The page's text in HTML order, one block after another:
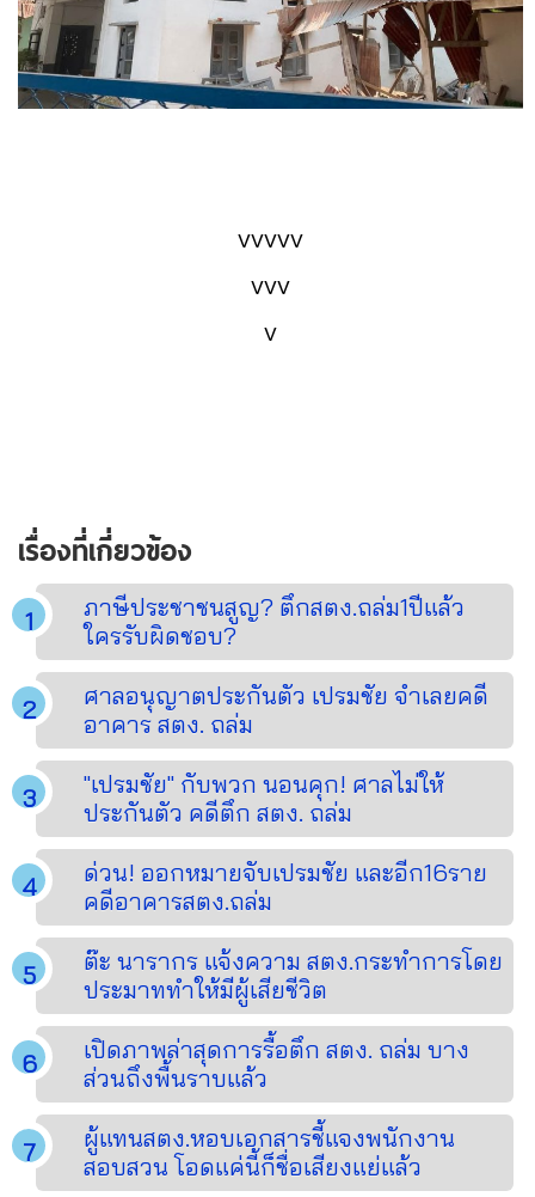
vvvvv
vvv
v
เรื่องที่เกี่ยวข้อง
ภาษีประชาชนสูญ? ตึกสตง.ถล่ม1ปีแล้ว
ใครรับผิดชอบ?
ศาลอนุญาตประกันตัว เปรมชัย จำเลยคดี
อาคาร สตง. ถล่ม
"เปรมชัย" กับพวก นอนคุก! ศาลไม่ให้
ประกันตัว คดีตึก สตง. ถล่ม
ด่วน! ออกหมายจับเปรมชัย และอีก16ราย
คดีอาคารสตง.ถล่ม
ต๊ะ นารากร แจ้งความ สตง.กระทำการโดย
ประมาททำให้มีผู้เสียชีวิต
เปิดภาพล่าสุดการรื้อตึก สตง. ถล่ม บาง
ส่วนถึงพื้นราบแล้ว
ผู้แทนสตง.หอบเอกสารชี้แจงพนักงาน
สอบสวน โอดแค่นี้ก็ชื่อเสียงแย่แล้ว